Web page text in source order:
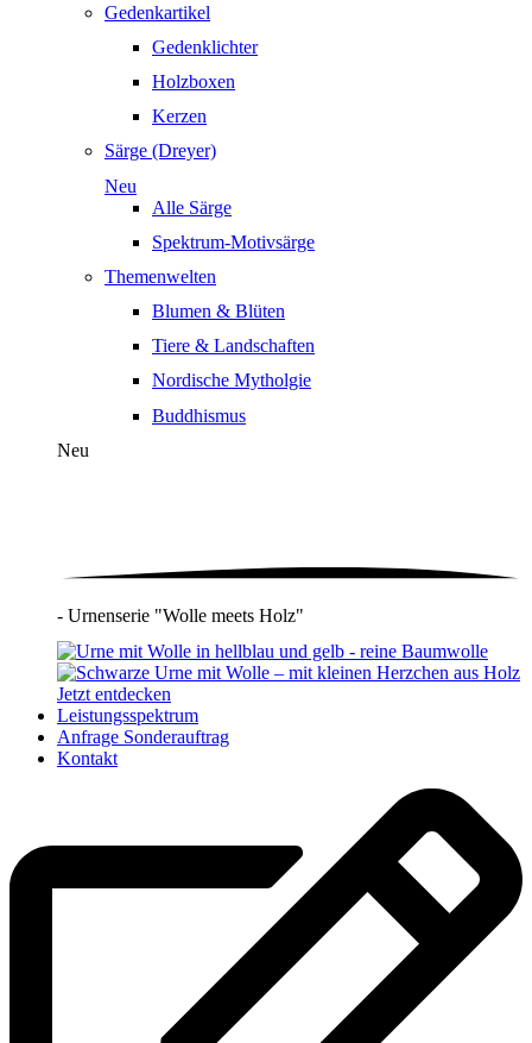
Gedenkartikel
Gedenklichter
Holzboxen
Kerzen
Särge (Dreyer)
Neu
Alle Särge
Spektrum-Motivsärge
Themenwelten
Blumen & Blüten
Tiere & Landschaften
Nordische Mytholgie
Buddhismus
Neu
- Urnenserie "Wolle meets Holz"
Jetzt entdecken
Leistungsspektrum
Anfrage Sonderauftrag
Kontakt